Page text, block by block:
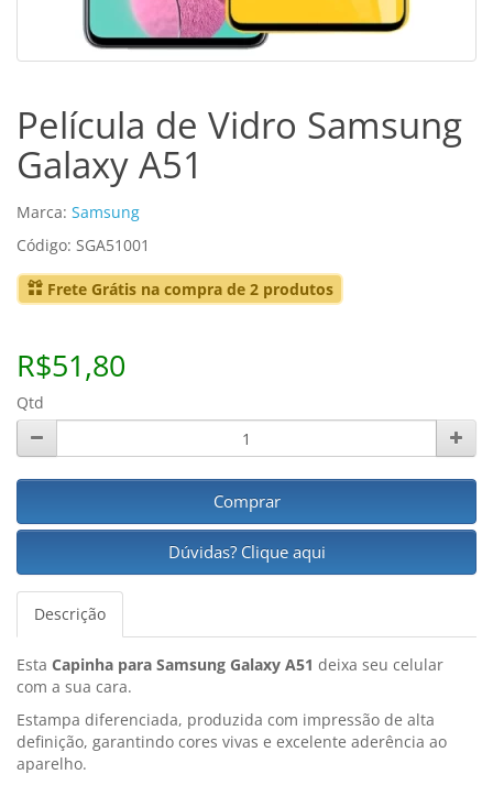
Película de Vidro Samsung
Galaxy A51
Marca: Samsung
Código: SGA51001
Frete Grátis na compra de 2 produtos
R$51,80
Qtd
Comprar
Dúvidas? Clique aqui
Descrição
Esta Capinha para Samsung Galaxy A51 deixa seu celular
com a sua cara.
Estampa diferenciada, produzida com impressão de alta
definição, garantindo cores vivas e excelente aderência ao
aparelho.